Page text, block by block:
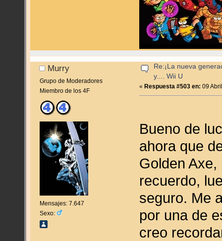
Murry
Grupo de Moderadores
Miembro de los 4F
Mensajes: 7.647
Sexo:
Re:¡La nueva
y.... Wii U
«Respuesta #503 en: 09
Bueno de
ahora que
Golden
recuerdo,
seguro. Me
por una de
creo